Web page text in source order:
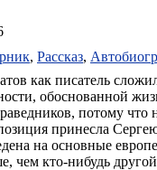
, Рассказ,
как писатель
обоснованной
потому что
принесла
на основные
чем кто-нибудь